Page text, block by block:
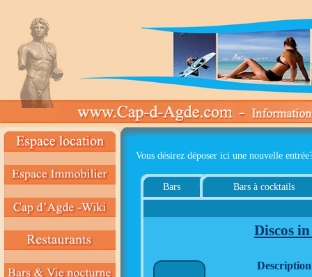
Vous désirez déposer ici une nouvelle
Bars Bars à cocktails
Discos